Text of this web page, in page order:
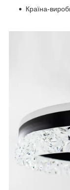
Країна-